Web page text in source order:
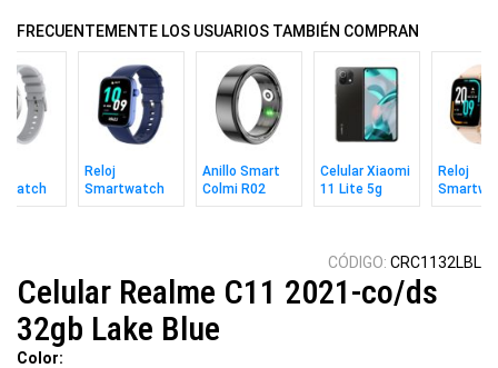
FRECUENTEMENTE LOS USUARIOS TAMBIÉN COMPRAN
I28 Ultra
Reloj
Smartwatch
Colmi P71
Anillo Smart
Colmi R02
Black Talle 8
Celular Xiaomi
11 Lite 5g
8/128gb Black
Reloj
Colmi C8
CÓDIGO: CRC1132LBL
Celular Realme C11 2021-co/ds
32gb Lake Blue
Color: